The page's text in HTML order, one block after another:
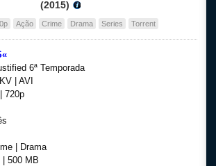
Legendado
(2015)
Ação Crime Drama Series Torrent
6ª Temporada
| AVI
720p
| Drama
| 500 MB